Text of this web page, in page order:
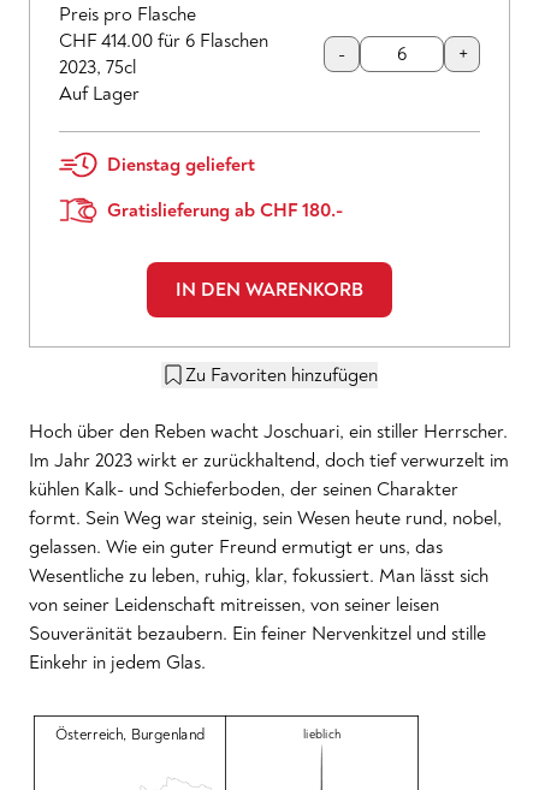
Preis pro Flasche
CHF 414.00 für 6 Flaschen
2023, 75cl
Auf Lager
- +
Dienstag geliefert
Gratislieferung ab CHF 180.-
IN DEN WARENKORB
Zu Favoriten hinzufügen
Hoch über den Reben wacht Joschuari, ein stiller Herrscher.
Im Jahr 2023 wirkt er zurückhaltend, doch tief verwurzelt im
kühlen Kalk- und Schieferboden, der seinen Charakter
formt. Sein Weg war steinig, sein Wesen heute rund, nobel,
gelassen. Wie ein guter Freund ermutigt er uns, das
Wesentliche zu leben, ruhig, klar, fokussiert. Man lässt sich
von seiner Leidenschaft mitreissen, von seiner leisen
Souveränität bezaubern. Ein feiner Nervenkitzel und stille
Einkehr in jedem Glas.
Österreich, Burgenland lieblich